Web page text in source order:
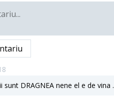
sunt DRAGNEA nene el e de vina .